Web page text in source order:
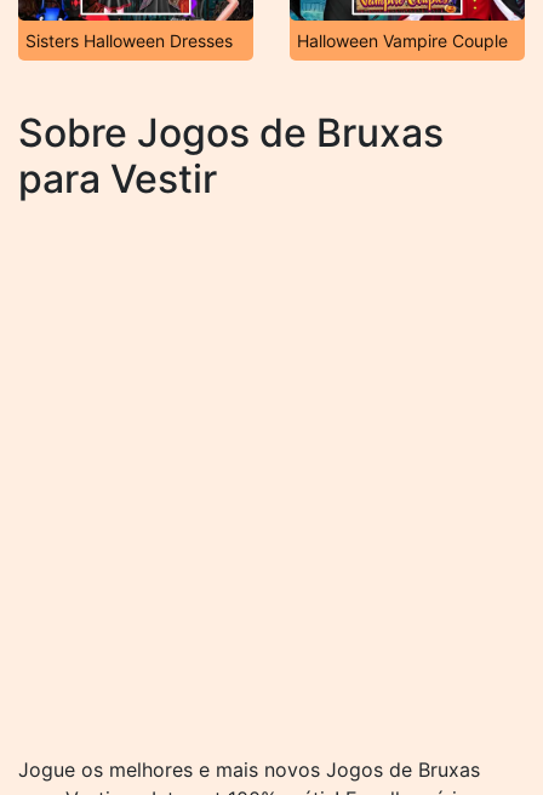
Sisters Halloween Dresses Halloween Vampire Couple
Sobre Jogos de Bruxas
para Vestir
Jogue os melhores e mais novos Jogos de Bruxas